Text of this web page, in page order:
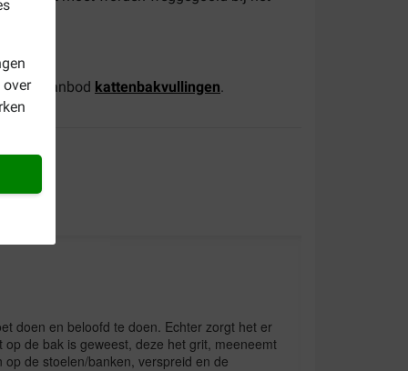
over
aanbod kattenbakvullingen.
doen en beloofd te doen. Echter zorgt het er
de bak is geweest, deze het grit, meeneemt
de stoelen/banken, verspreid en de